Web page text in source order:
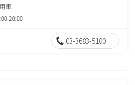
車
20:00
03-3683-5100